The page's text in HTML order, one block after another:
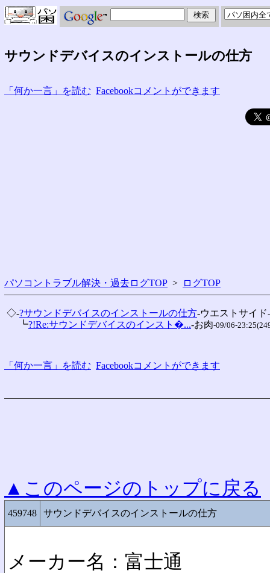
サウンドデバイスのインストールの仕方
「何か一言」を読む Facebookコメントができます
パソコントラブル解決・過去ログTOP > ログTOP
◇-?サウンドデバイスのインストールの仕方-ウエストサイド
┗?!Re:サウンドデバイスのインスト�...-お肉-09/06-
「何か一言」を読む Facebookコメントができます
▲このページのトップに戻る
459748 サウンドデバイスのインストールの仕方
メーカー名：富士通